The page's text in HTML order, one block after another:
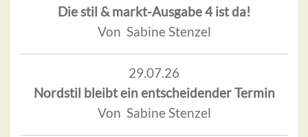
Die stil & markt-Ausgabe 4 ist da!
Von Sabine Stenzel
29.07.26
Nordstil bleibt ein entscheidender Termin
Von Sabine Stenzel